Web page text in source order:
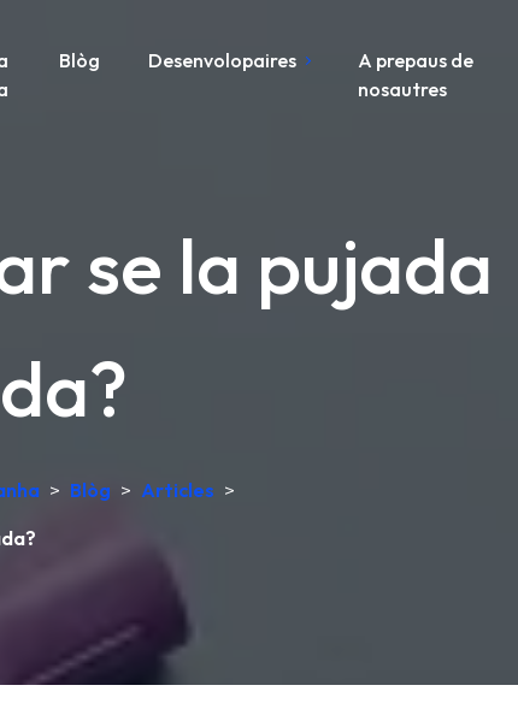
Blòg Desenvolopaires
A prepaus de
nosautres
se la pujada
> Blòg > Articles >